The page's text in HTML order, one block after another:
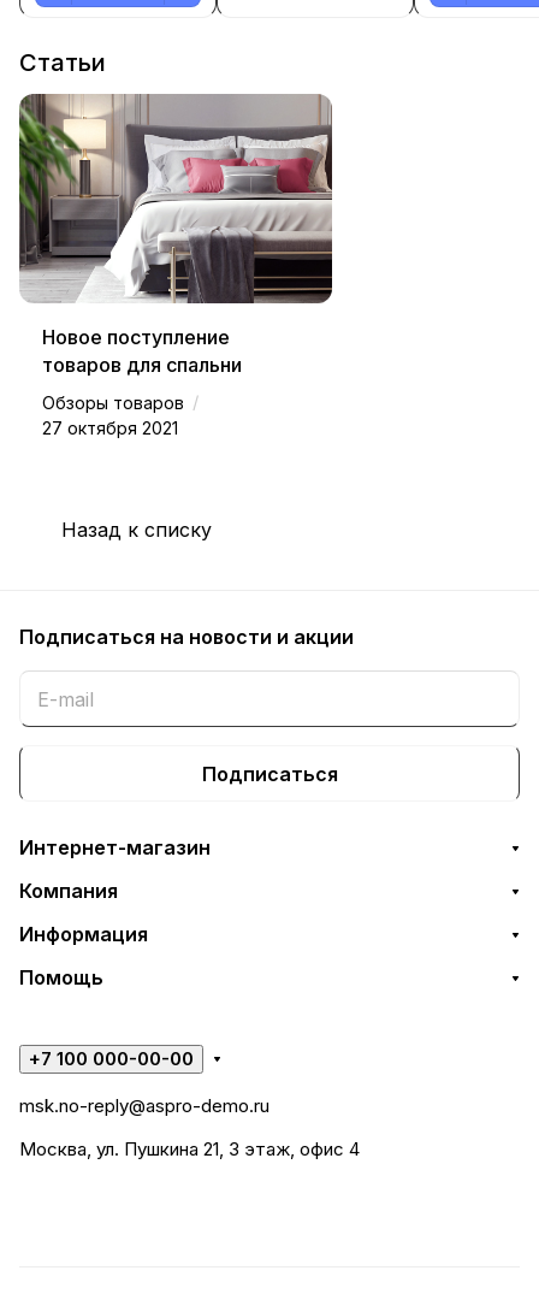
Статьи
Новое поступление
товаров для спальни
Обзоры товаров /
27 октября 2021
Назад к списку
Подписаться на новости и акции
Подписаться
Интернет-магазин
Компания
Информация
Помощь
+7 100 000-00-00
msk.no-reply@aspro-demo.ru
Москва, ул. Пушкина 21, 3 этаж, офис 4